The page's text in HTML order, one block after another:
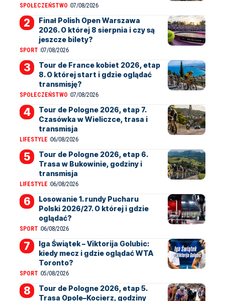
SPOŁECZEŃSTWO 07/08/2026
Finał Polish Open Warszawa
2026. O której 8 sierpnia i czy są
jeszcze bilety?
SPORT 07/08/2026
Tour de France kobiet 2026, etap
8. O której start i gdzie oglądać
transmisję?
SPOŁECZEŃSTWO 07/08/2026
Tour de Pologne 2026, etap 7.
Czasówka w Wieliczce, trasa i
transmisja
LIFESTYLE 06/08/2026
Tour de Pologne 2026, etap 6.
Trasa w Bukowinie, godziny i
transmisja
LIFESTYLE 06/08/2026
Losowanie 1. rundy Pucharu
Polski 2026/27. O której i gdzie
oglądać?
SPORT 06/08/2026
Iga Świątek – Viktorija Golubic:
kiedy mecz i gdzie oglądać WTA
Toronto?
SPORT 05/08/2026
Tour de Pologne 2026, etap 5.
Trasa Opole–Kocierz, godziny